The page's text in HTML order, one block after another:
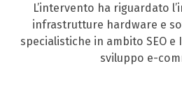
L’intervento ha riguardato
infrastrutture hardware e
specialistiche in ambito SEO
sviluppo e-